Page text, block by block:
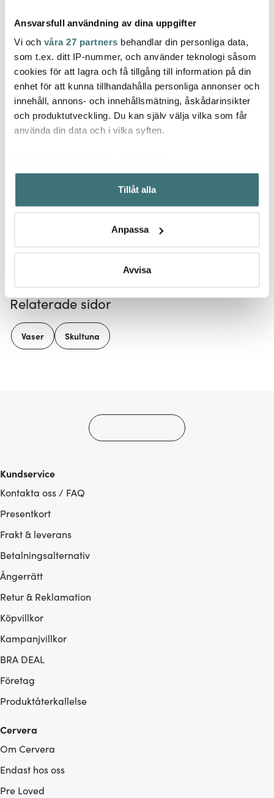
Ansvarsfull användning av dina uppgifter
Vi och våra 27 partners behandlar din personliga data,
som t.ex. ditt IP-nummer, och använder teknologi såsom
cookies för att lagra och få tillgång till information på din
enhet för att kunna tillhandahålla personliga annonser och
innehåll, annons- och innehållsmätning, åskådarinsikter
och produktutveckling. Du kan själv välja vilka som får
använda din data och i vilka syften.
Samla in information om din geografiska plats som
kan ha en noggrannhet på upp till flera meter
Identifiera din enhet genom att aktivt skanna den för
Ta reda på mer om hur dina personliga uppgifter
Du kan ändra eller dra tillbaka ditt samtycke när som
Vi använder cookies för att innehållet och annonserna
ska anpassas efter det som vi tror att du tycker om. Det
gör också att vi kan analysera vår trafik och göra
Tillåt alla
Anpassa
Avvisa
Skultuna
Skultuna Hjärta stort
6,5 cm
850 kr
Skultuna
Vasinsats till ljusstake
Liljan
150 kr
Låt dig inspireras av våra kunder
Relaterade sidor
Vaser Skultuna
Kundservice
Kontakta oss / FAQ
Presentkort
Frakt & leverans
Betalningsalternativ
Ångerrätt
Retur & Reklamation
Köpvillkor
Kampanjvillkor
BRA DEAL
Företag
Produktåterkallelse
Cervera
Om Cervera
Endast hos oss
Pre Loved